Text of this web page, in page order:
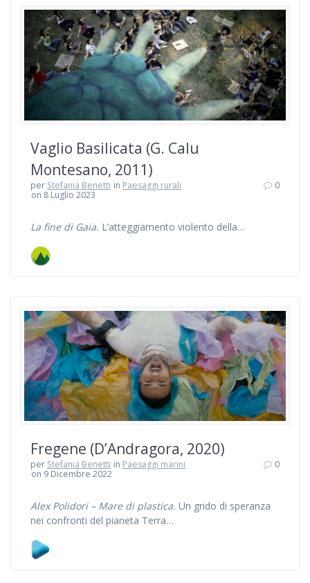
Vaglio Basilicata (G. Calu
Montesano, 2011)
per Stefania Benetti in Paesaggi rurali
on 8 Luglio 2023
0
La fine di Gaia. L’atteggiamento violento della…
Fregene (D’Andragora, 2020)
per Stefania Benetti in Paesaggi marini
on 9 Dicembre 2022
0
Alex Polidori – Mare di plastica. Un grido di speranza
nei confronti del pianeta Terra…